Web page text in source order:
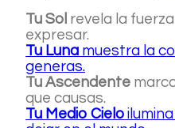
Tu Sol revela la
expresar.
Tu Luna muestra la
generas.
Tu Ascendente
que causas.
Tu Medio Cielo